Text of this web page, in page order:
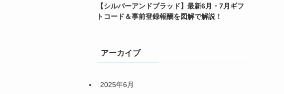
【シルバーアンドブラッド】最新6月・7月ギフ
トコード＆事前登録報酬を図解で解説！
アーカイブ
2025年6月